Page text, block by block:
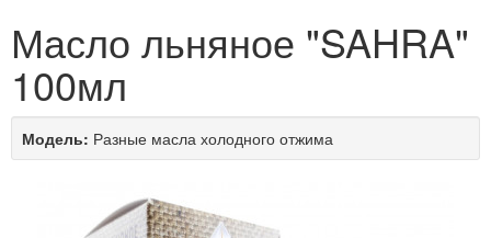
Масло льняное "SAHRA"
100мл
Модель: Разные масла холодного отжима